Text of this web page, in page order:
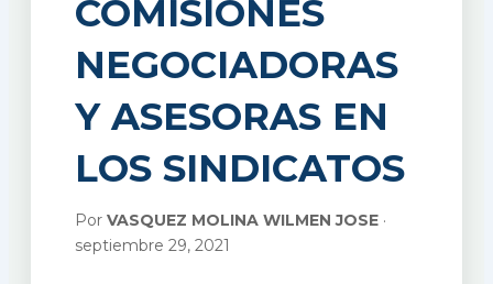
COMISIONES
NEGOCIADORAS
Y ASESORAS EN
LOS SINDICATOS
Por VASQUEZ MOLINA WILMEN JOSE·
septiembre 29, 2021